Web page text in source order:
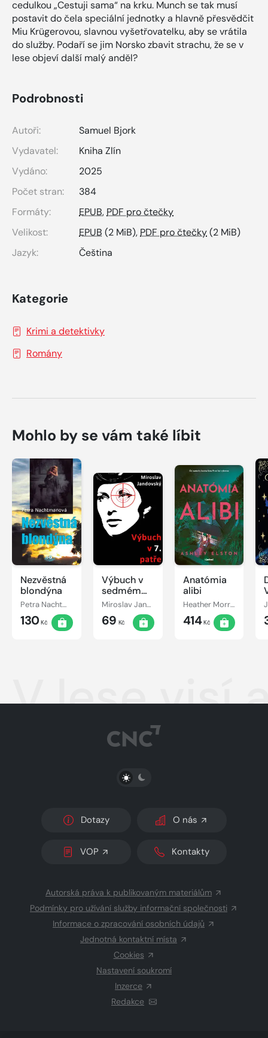
cedulkou „Cestuji sama“ na krku. Munch se tak musí
postavit do čela speciální jednotky a hlavně přesvědčit
Miu Krügerovou, slavnou vyšetřovatelku, aby se vrátila
do služby. Podaří se jim Norsko zbavit strachu, že se v
lese objeví další malý anděl?
Podrobnosti
Autoři:
Samuel Bjork
Vydavatel:
Kniha Zlín
Vydáno:
2025
Počet stran:
384
Formáty:
EPUB, PDF pro čtečky
Velikost:
EPUB (2 MiB), PDF pro čtečky(2 MiB)
Jazyk:
Čeština
Kategorie
Krimi a detektivky
Romány
Mohlo by se vám také líbit
Nezvěstná
blondýna
Petra Nachtmanová
130Kč
Výbuch v
sedmém
patře
Miroslav Jandovský
69 Kč
Anatómia
alibi
Heather Morrisová
414Kč
V lese visí
PŘEPNOUT SVĚTLÝ/TMAVÝ REŽIM
Dotazy O nás
VOP Kontakty
Autorská práva k publikovaným materiálům
Podmínky pro užívání služby informační společnosti
Informace o zpracování osobních údajů
Jednotná kontaktní místa
Cookies
Nastavení soukromí
Inzerce
Redakce